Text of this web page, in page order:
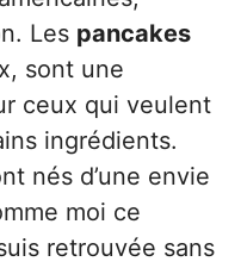
Les pancakes
sont une
ceux qui veulent
ingrédients.
nés d’une envie
moi ce
retrouvée sans